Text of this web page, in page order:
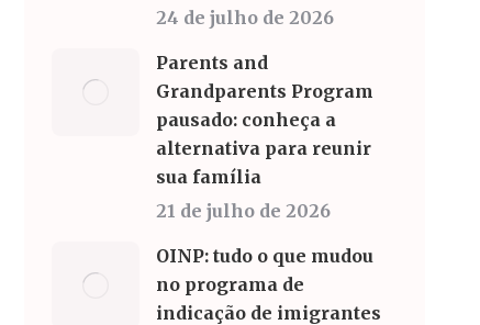
24 de julho de 2026
Parents and
Grandparents Program
pausado: conheça a
alternativa para reunir
sua família
21 de julho de 2026
OINP: tudo o que mudou
no programa de
indicação de imigrantes